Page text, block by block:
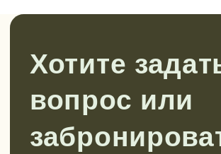
нашей работы, рассуждаем на
сложные темы воспитания детей. Все,
Заходите и подписывайтесь, чтобы
не пропустить!